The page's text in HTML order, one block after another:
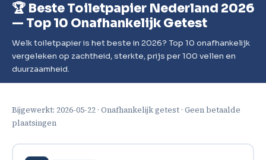
🏆 Beste Toiletpapier Nederland 2026
— Top 10 Onafhankelijk Getest
Welk toiletpapier is het beste in 2026? Top 10 onafhankelijk
vergeleken op zachtheid, sterkte, prijs per 100 vellen en
duurzaamheid.
Bijgewerkt: 2026-05-22 · Onafhankelijk getest · Geen betaalde
plaatsingen